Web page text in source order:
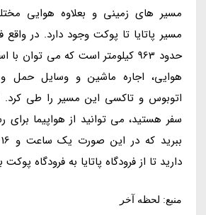
مسیر های زمینی و بعلاوه هوایی
مسیر پاتایا تا پوکت وجود دارد. در واقع
حدود 963 کیلومتر است که می توان
هوایی، اجاره ماشین و وسایل حمل
اتوبوس و تاکسی این مسیر را طی کرد.
سفر هستید، می توانید از هواپیما
دارید تا از فرودگاه پاتایا به فرودگاه پوکت
منبع: لحظه آخر